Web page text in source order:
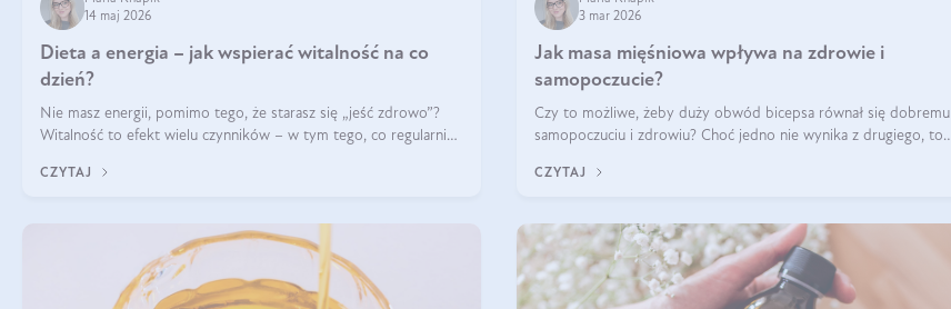
14 maj 2026
Dieta a energia – jak wspierać witalność na co
dzień?
Nie masz energii, pomimo tego, że starasz się „jeść zdrowo”?
Witalność to efekt wielu czynników – w tym tego, co regularnie
się w zależności od osoby
CZYTAJ
3 mar 2026
Jak masa mięśniowa wpływa na zdrowie i
samopoczucie?
Czy to możliwe, żeby duży obwód bicepsa równał się dobremu
samopoczuciu i zdrowiu? Choć jedno nie wynika z drugiego, to
poprawić jakość życia. W jaki sposób? W tym wpisie wszystko
CZYTAJ